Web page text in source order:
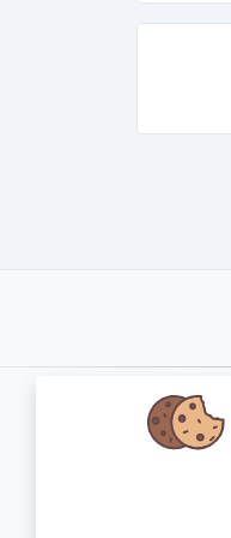
About Us
qartvelo.com